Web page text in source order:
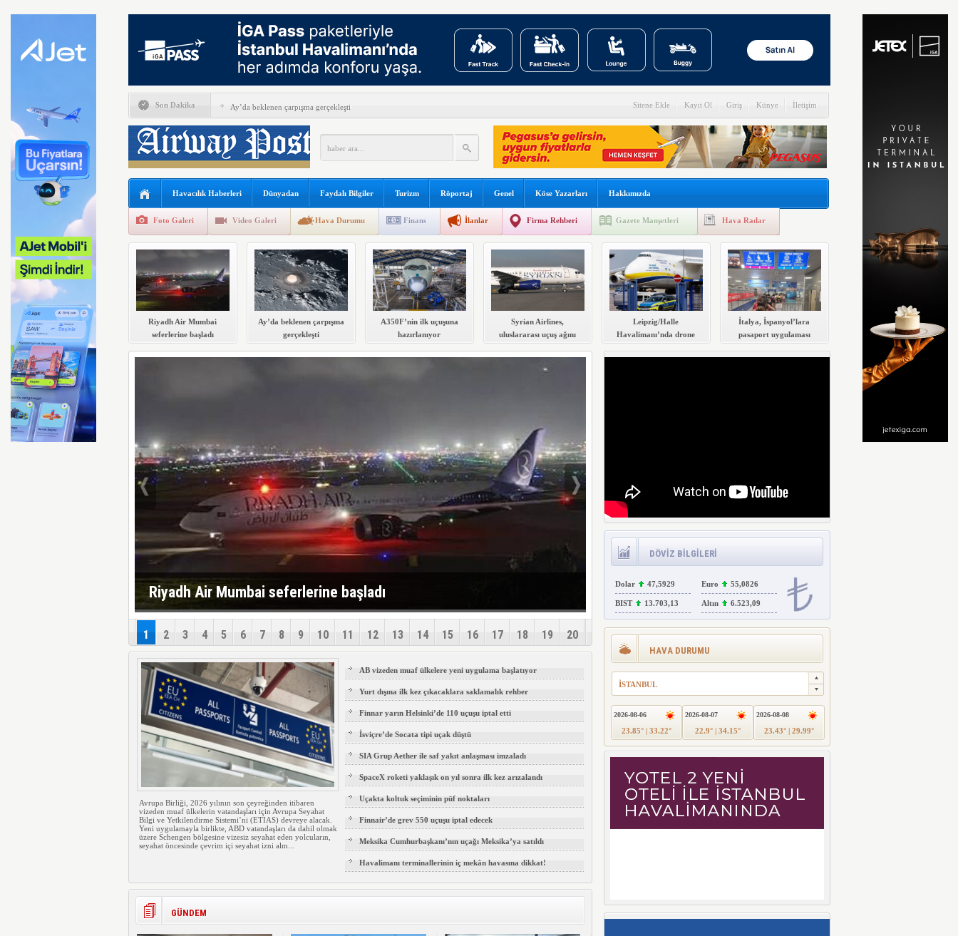
Son Dakika Ay’da beklenen çarpışma gerçekleşti
A350F’nin ilk uçuşuna hazırlanıyor
Syrian Airlines, uluslararası uçuş ağını genişletiyor
Leipzig/Halle Havalimanı’nda drone alarmı
İtalya, İspanyol’lara pasaport uygulaması başlattı
Condor, Frankfurt-Tel Aviv direk uçuşlara başladı
ISG’nin terminal memurlarından can kurtaran hamle
Türk Hava Kuvvetleri’nin ilk kadın generali; Özlem Karapınar
Sitene Ekle Kayıt Ol Giriş Künye İletişim
Havacılık Haberleri Dünyadan Faydalı Bilgiler Turizm Röportaj Genel Köse Yazarları Hakkımızda
Foto Galeri Video Galeri Hava Durumu Finans İlanlar Firma Rehberi Gazete Manşetleri Hava Radar
Riyadh Air Mumbai
seferlerine başladı
Ay’da beklenen çarpışma
gerçekleşti
A350F’nin ilk uçuşuna
hazırlanıyor
Syrian Airlines,
uluslararası uçuş ağını
Leipzig/Halle
Havalimanı’nda drone
İtalya, İspanyol’lara
pasaport uygulaması
Riyadh Air Mumbai seferlerine başladı
1 2 3 4 5 6 7 8 9 10 11 12 13 14 15 16 17 18 19 20
Avrupa Birliği, 2026 yılının son çeyreğinden itibaren
vizeden muaf ülkelerin vatandaşları için Avrupa Seyahat
Bilgi ve Yetkilendirme Sistemi’ni (ETIAS) devreye alacak.
Yeni uygulamayla birlikte, ABD vatandaşları da dahil olmak
üzere Schengen bölgesine vizesiz seyahat eden yolcuların,
seyahat öncesinde çevrim içi seyahat izni alm...
AB vizeden muaf ülkelere yeni uygulama başlatıyor
Yurt dışına ilk kez çıkacaklara saklamalık rehber
Finnar yarın Helsinki’de 110 uçuşu iptal etti
İsviçre’de Socata tipi uçak düştü
SIA Grup Aether ile saf yakıt anlaşması imzaladı
SpaceX roketi yaklaşık on yıl sonra ilk kez arızalandı
Uçakta koltuk seçiminin püf noktaları
Finnair’de grev 550 uçuşu iptal edecek
Meksika Cumhurbaşkanı’nın uçağı Meksika’ya satıldı
Havalimanı terminallerinin iç mekân havasına dikkat!
GÜNDEM
DÖVİZ BİLGİLERİ
Dolar 47,5929 Euro 55,0826
BIST 13.703,13 Altın 6.523,09
HAVA DURUMU
İSTANBUL
2026-08-06
23.85° | 33.22°
2026-08-07
22.9° | 34.15°
2026-08-08
23.43° | 29.99°